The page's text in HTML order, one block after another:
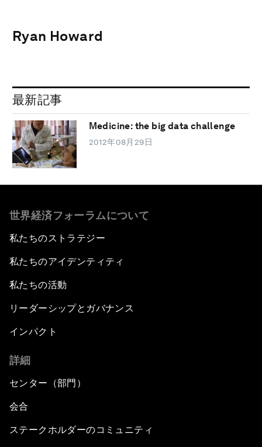
Ryan Howard
最新記事
Medicine: the big data challenge
2012年08月29日
世界経済フォーラムについて
私たちのストラテジー
私たちのアイデンティティ
私たちの活動
リーダーシップとガバナンス
インパクト
詳細
センター（部門）
会合
ステークホルダーのコミュニティ